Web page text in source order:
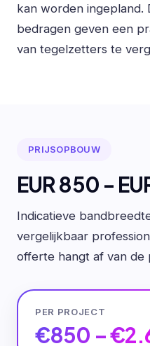
kan worden ingepland.
bedragen geven een
van tegelzetters te
PRIJSOPBOUW
EUR 850 -
Indicatieve
vergelijkbaar
offerte hangt af van de
PER PROJECT
€850 –